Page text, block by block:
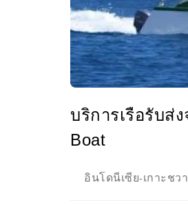
บริการเรือรับส่
Boat
อินโดนีเซีย-เกาะชวา